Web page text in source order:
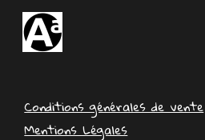
Conditions générales de vente
Mentions Légales